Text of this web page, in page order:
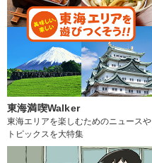
東海満喫Walker
東海エリアを楽しむためのニュースや
トピックスを大特集